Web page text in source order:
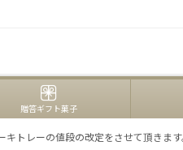
贈答ギフト菓子
キトレーの値段の改定をさせて頂きま